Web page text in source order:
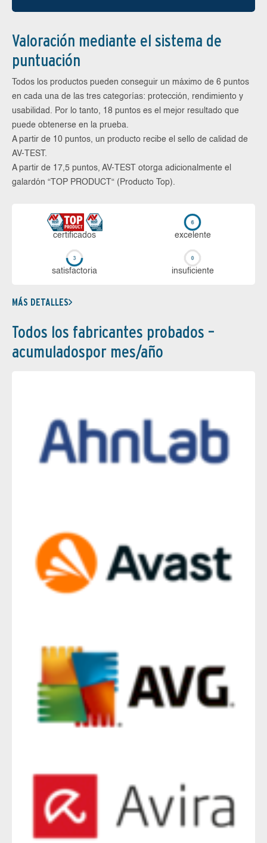
Valoración mediante el sistema de
puntuación
Todos los productos pueden conseguir un máximo de 6 puntos
en cada una de las tres categorías: protección, rendimiento y
usabilidad. Por lo tanto, 18 puntos es el mejor resultado que
puede obtenerse en la prueba.
A partir de 10 puntos, un producto recibe el sello de calidad de
AV-TEST.
A partir de 17,5 puntos, AV-TEST otorga adicionalmente el
galardón “TOP PRODUCT“ (Producto Top).
certi­ficados ex­ce­len­te
sa­tis­fac­to­ria in­su­fi­cien­te
MÁS DETALLES
Todos los fabricantes probados –
acumuladospor mes/año